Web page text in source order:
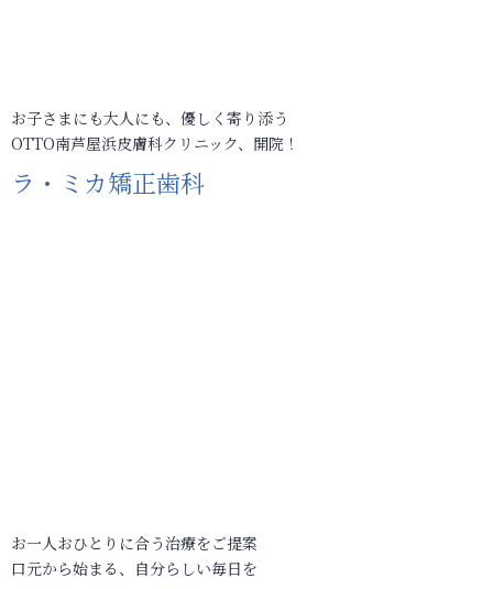
お子さまにも大人にも、優しく寄り添う
OTTO南芦屋浜皮膚科クリニック、開院！
ラ・ミカ矯正歯科
お一人おひとりに合う治療をご提案
口元から始まる、自分らしい毎日を